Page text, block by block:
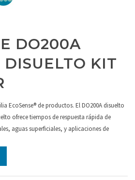
DO200A
DISUELTO KIT
EcoSense® de productos. El DO200A disuelto
ofrece tiempos de respuesta rápida de
aguas superficiales, y aplicaciones de